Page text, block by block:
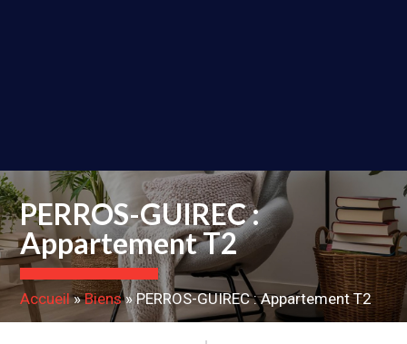
PERROS-GUIREC :
Appartement T2
Accueil»Biens»PERROS-GUIREC : Appartement T2